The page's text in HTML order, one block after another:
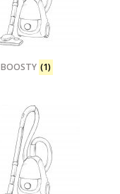
BOOSTY (1)